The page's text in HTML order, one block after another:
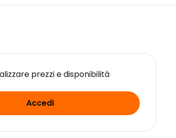
prezzi e disponibilità
Accedi